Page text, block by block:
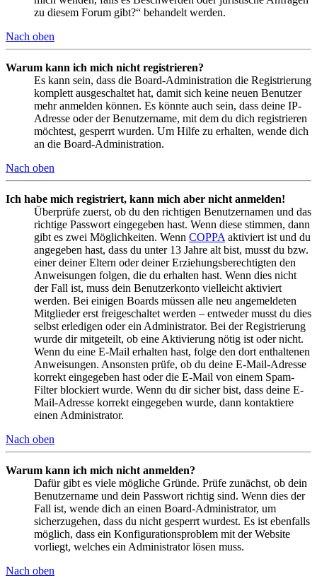
zu diesem Forum gibt?“ behandelt werden.
Nach oben
Warum kann ich mich nicht registrieren?
Es kann sein, dass die Board-Administration die Registrierung
komplett ausgeschaltet hat, damit sich keine neuen Benutzer
mehr anmelden können. Es könnte auch sein, dass deine IP-
Adresse oder der Benutzername, mit dem du dich registrieren
möchtest, gesperrt wurden. Um Hilfe zu erhalten, wende dich
an die Board-Administration.
Nach oben
Ich habe mich registriert, kann mich aber nicht anmelden!
Überprüfe zuerst, ob du den richtigen Benutzernamen und das
richtige Passwort eingegeben hast. Wenn diese stimmen, dann
gibt es zwei Möglichkeiten. Wenn COPPA aktiviert ist und du
angegeben hast, dass du unter 13 Jahre alt bist, musst du bzw.
einer deiner Eltern oder deiner Erziehungsberechtigten den
Anweisungen folgen, die du erhalten hast. Wenn dies nicht
der Fall ist, muss dein Benutzerkonto vielleicht aktiviert
werden. Bei einigen Boards müssen alle neu angemeldeten
Mitglieder erst freigeschaltet werden – entweder musst du dies
selbst erledigen oder ein Administrator. Bei der Registrierung
wurde dir mitgeteilt, ob eine Aktivierung nötig ist oder nicht.
Wenn du eine E-Mail erhalten hast, folge den dort enthaltenen
Anweisungen. Ansonsten prüfe, ob du deine E-Mail-Adresse
korrekt eingegeben hast oder die E-Mail von einem Spam-
Filter blockiert wurde. Wenn du dir sicher bist, dass deine E-
Mail-Adresse korrekt eingegeben wurde, dann kontaktiere
einen Administrator.
Nach oben
Warum kann ich mich nicht anmelden?
Dafür gibt es viele mögliche Gründe. Prüfe zunächst, ob dein
Benutzername und dein Passwort richtig sind. Wenn dies der
Fall ist, wende dich an einen Board-Administrator, um
sicherzugehen, dass du nicht gesperrt wurdest. Es ist ebenfalls
möglich, dass ein Konfigurationsproblem mit der Website
vorliegt, welches ein Administrator lösen muss.
Nach oben